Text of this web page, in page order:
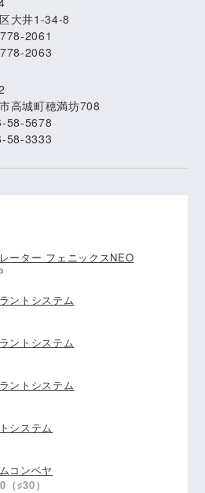
大井1-34-8
2061
2063
高城町穂満坊708
58-5678
58-3333
ーター フェニックスNEO
ントシステム
ントシステム
ントシステム
システム
コンベヤ
♯30）